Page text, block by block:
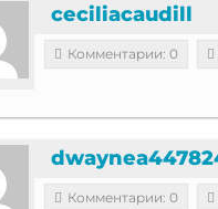
ceciliacaudill
Комментарии: 0
Комментарии: 0